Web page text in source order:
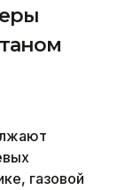
газовой